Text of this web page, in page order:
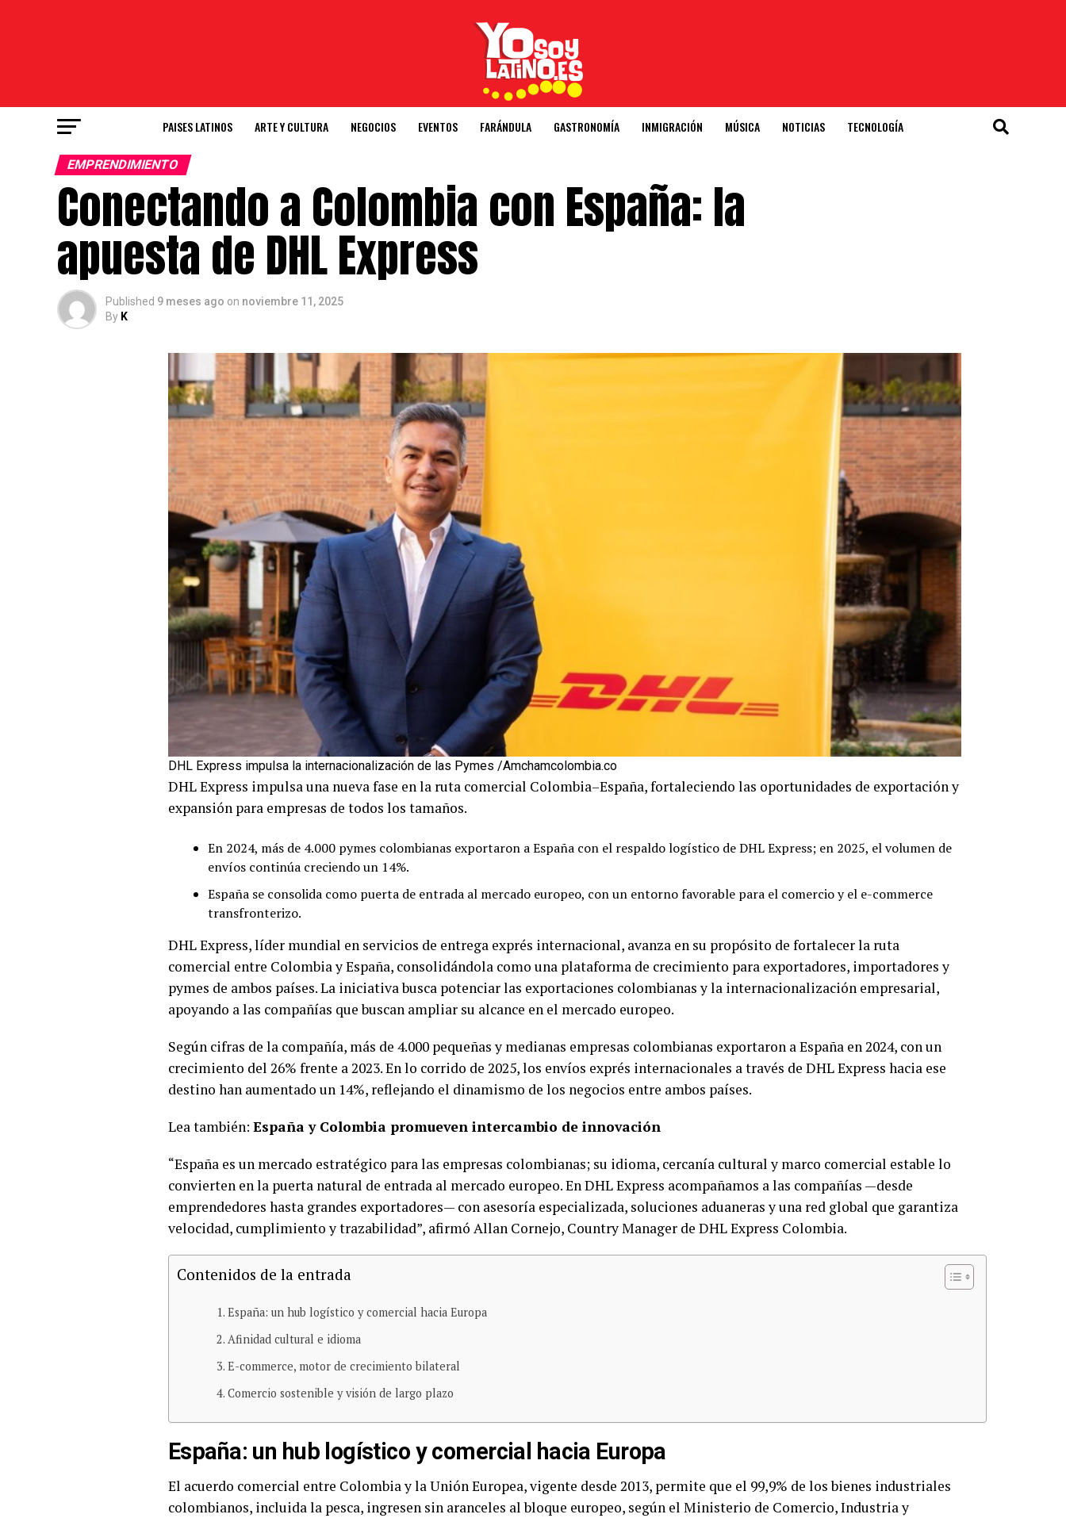
PAISES LATINOS ARTE Y CULTURA NEGOCIOS EVENTOS FARÁNDULA GASTRONOMÍA INMIGRACIÓN MÚSICA NOTICIAS TECNOLOGÍA
EMPRENDIMIENTO
Conectando a Colombia con España: la
apuesta de DHL Express
Published 9 meses ago on noviembre 11, 2025
By K
DHL Express impulsa la internacionalización de las Pymes /Amchamcolombia.co
DHL Express impulsa una nueva fase en la ruta comercial Colombia–España, fortaleciendo las oportunidades de exportación y
expansión para empresas de todos los tamaños.
En 2024, más de 4.000 pymes colombianas exportaron a España con el respaldo logístico de DHL Express; en 2025, el volumen de
envíos continúa creciendo un 14%.
España se consolida como puerta de entrada al mercado europeo, con un entorno favorable para el comercio y el e-commerce
transfronterizo.
DHL Express, líder mundial en servicios de entrega exprés internacional, avanza en su propósito de fortalecer la ruta
comercial entre Colombia y España, consolidándola como una plataforma de crecimiento para exportadores, importadores y
pymes de ambos países. La iniciativa busca potenciar las exportaciones colombianas y la internacionalización empresarial,
apoyando a las compañías que buscan ampliar su alcance en el mercado europeo.
Según cifras de la compañía, más de 4.000 pequeñas y medianas empresas colombianas exportaron a España en 2024, con un
crecimiento del 26% frente a 2023. En lo corrido de 2025, los envíos exprés internacionales a través de DHL Express hacia ese
destino han aumentado un 14%, reflejando el dinamismo de los negocios entre ambos países.
Lea también: España y Colombia promueven intercambio de innovación
“España es un mercado estratégico para las empresas colombianas; su idioma, cercanía cultural y marco comercial estable lo
convierten en la puerta natural de entrada al mercado europeo. En DHL Express acompañamos a las compañías —desde
emprendedores hasta grandes exportadores— con asesoría especializada, soluciones aduaneras y una red global que garantiza
velocidad, cumplimiento y trazabilidad”, afirmó Allan Cornejo, Country Manager de DHL Express Colombia.
Contenidos de la entrada
España: un hub logístico y comercial hacia Europa
Afinidad cultural e idioma
E-commerce, motor de crecimiento bilateral
Comercio sostenible y visión de largo plazo
España: un hub logístico y comercial hacia Europa
El acuerdo comercial entre Colombia y la Unión Europea, vigente desde 2013, permite que el 99,9% de los bienes industriales
colombianos, incluida la pesca, ingresen sin aranceles al bloque europeo, según el Ministerio de Comercio, Industria y